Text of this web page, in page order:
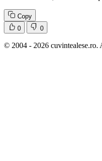
Copy
0
0
© 2004 - 2026 cuvintealese.ro.